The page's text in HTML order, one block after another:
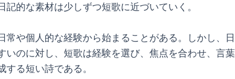
記的な素材は少しずつ短歌に近づいていく。
常や個人的な経験から始まることがある。しかし、
いのに対し、短歌は経験を選び、焦点を合わせ、言
る短い詩である。